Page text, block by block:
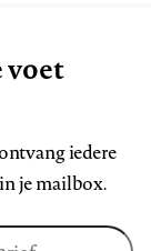
voet
iedere
je mailbox.